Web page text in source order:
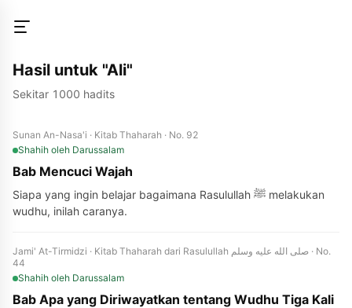
Hasil untuk "Ali"
Sekitar 1000 hadits
Sunan An-Nasa'i · Kitab Thaharah · No. 92
Shahih oleh Darussalam
Bab Mencuci Wajah
Siapa yang ingin belajar bagaimana Rasulullah ﷺ melakukan
wudhu, inilah caranya.
Jami' At-Tirmidzi · Kitab Thaharah dari Rasulullah صلى الله عليه وسلم · No.
44
Shahih oleh Darussalam
Bab Apa yang Diriwayatkan tentang Wudhu Tiga Kali